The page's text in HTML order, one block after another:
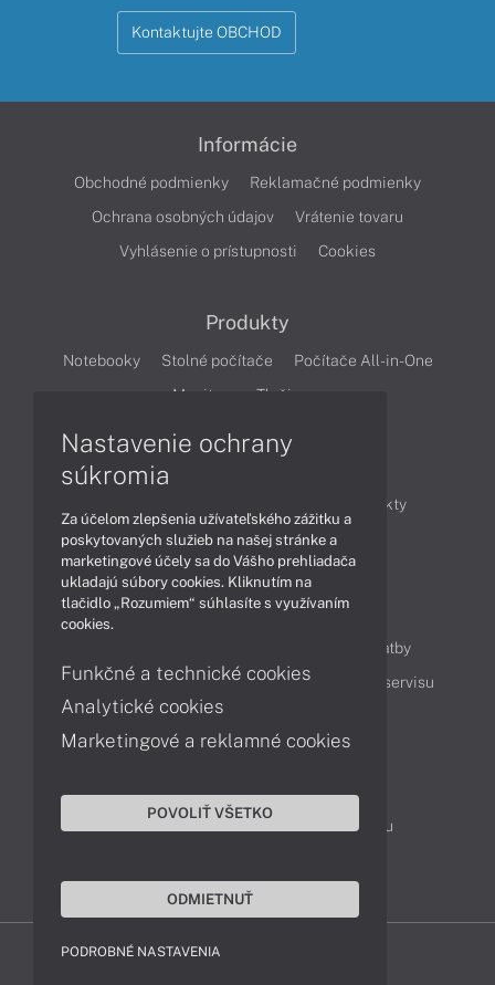
Kontaktujte OBCHOD
Informácie
Obchodné podmienky
Reklamačné podmienky
Ochrana osobných údajov
Vrátenie tovaru
Vyhlásenie o prístupnosti
Cookies
Produkty
Notebooky Stolné počítače
Počítače All-in-One
Monitory
Tlačiarne
Produkty
Technológie
Videá
Obsah
Možnosti doručenia a platby
Podpora a servis
Servisné služby Cenník servisu
Kontakty
043 4224 771
Obchodné oddelenie
Reklamácia tovaru
Nastavenie ochrany
súkromia
Za účelom zlepšenia užívateľského zážitku a
poskytovaných služieb na našej stránke a
marketingové účely sa do Vášho prehliadača
ukladajú súbory cookies. Kliknutím na
tlačidlo „Rozumiem“ súhlasíte s využívaním
cookies.
Funkčné a technické cookies
Analytické cookies
Marketingové a reklamné cookies
POVOLIŤ VŠETKO
ODMIETNUŤ
PODROBNÉ NASTAVENIA